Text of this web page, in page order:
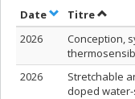
DateTrier par date
TitreTrier
2026
Conception,
2026
Stretchable
doped